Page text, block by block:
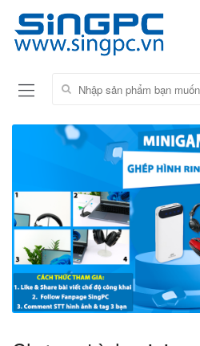
Tìm kiếm: